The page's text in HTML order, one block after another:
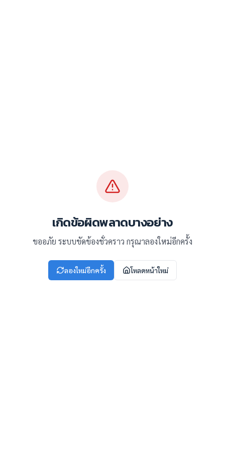
เกิดข้อผิดพลาดบางอย่าง
ขออภัย ระบบขัดข้องชั่วคราว กรุณาลองใหม่อีกครั้ง
ลองใหม่อีกครั้ง โหลดหน้าใหม่